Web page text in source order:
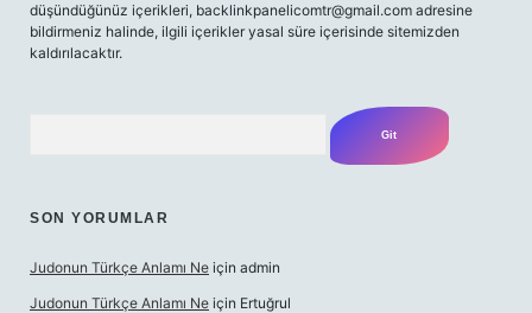
düşündüğünüz içerikleri, backlinkpanelicomtr@gmail.com adresine
bildirmeniz halinde, ilgili içerikler yasal süre içerisinde sitemizden
kaldırılacaktır.
SON YORUMLAR
Judonun Türkçe Anlamı Ne için admin
Judonun Türkçe Anlamı Ne için Ertuğrul